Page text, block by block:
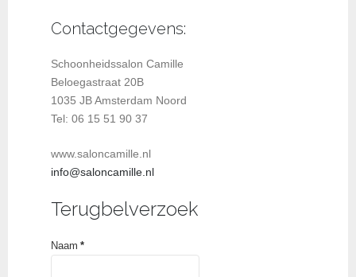
Contactgegevens:
Schoonheidssalon Camille
Beloegastraat 20B
1035 JB Amsterdam Noord
Tel: 06 15 51 90 37
www.saloncamille.nl
info@saloncamille.nl
Terugbelverzoek
Naam *